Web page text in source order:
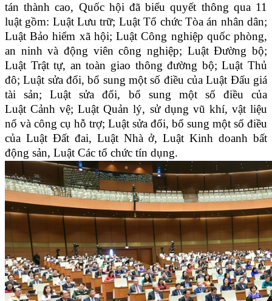
tán thành cao, Quốc hội đã biểu quyết thông qua 11
luật gồm: Luật Lưu trữ; Luật Tổ chức Tòa án nhân dân;
Luật Bảo hiểm xã hội; Luật Công nghiệp quốc phòng,
an ninh và động viên công nghiệp; Luật Đường bộ;
Luật Trật tự, an toàn giao thông đường bộ; Luật Thủ
đô; Luật sửa đổi, bổ sung một số điều của Luật Đấu giá
tài sản; Luật sửa đổi, bổ sung một số điều của
Luật Cảnh vệ; Luật Quản lý, sử dụng vũ khí, vật liệu
nổ và công cụ hỗ trợ; Luật sửa đổi, bổ sung một số điều
của Luật Đất đai, Luật Nhà ở, Luật Kinh doanh bất
động sản, Luật Các tổ chức tín dụng.